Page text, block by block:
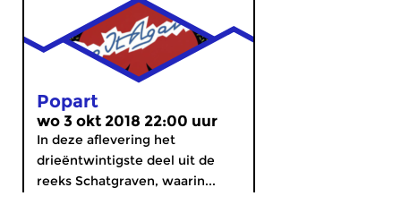
Popart
wo 3 okt 2018 22:00 uur
In deze aflevering het
drieëntwintigste deel uit de
reeks Schatgraven, waarin...